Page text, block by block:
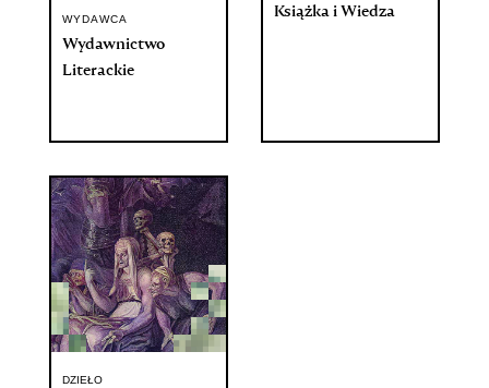
WYDAWCA
Wydawnictwo
Literackie
Książka i Wiedza
DZIEŁO